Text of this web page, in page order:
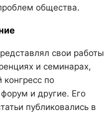
общества.
свои работы
и семинарах,
по
и другие. Его
публиковались в